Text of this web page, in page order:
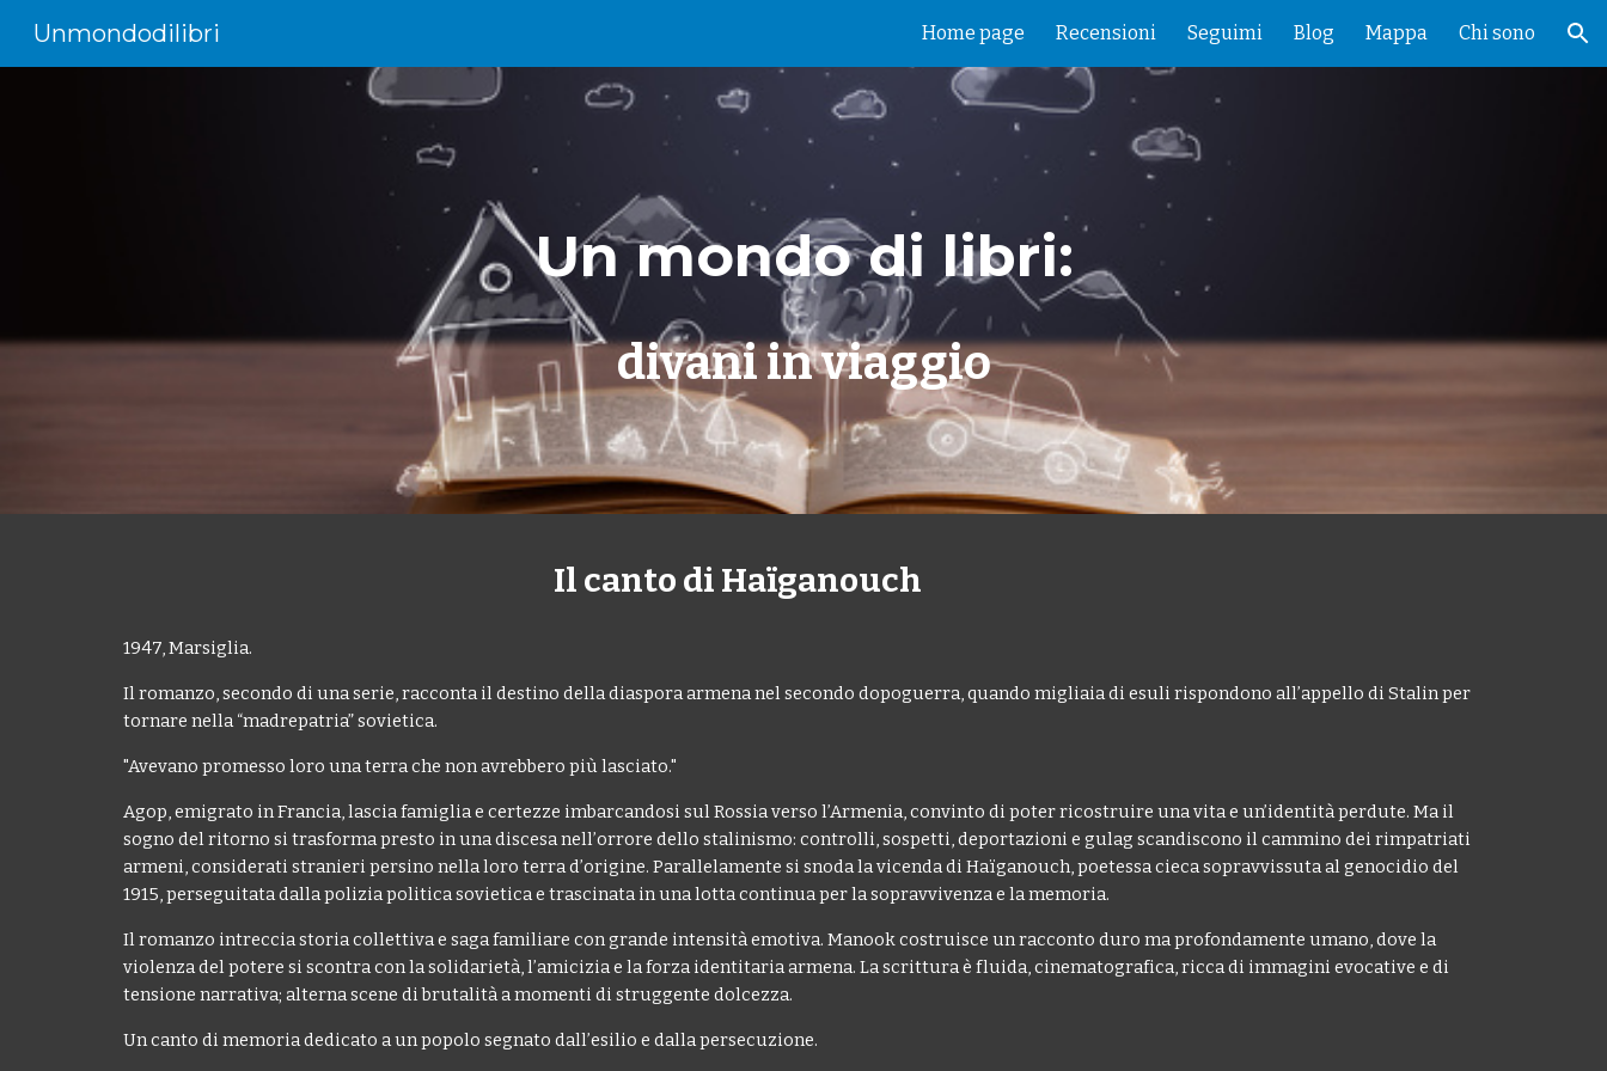
Skip to navigation
Unmondodilibri Home page Recensioni Seguimi Blog Mappa Chi sono
Un mondo di libri:
divani in viaggio
Il canto di Haïganouch
1947, Marsiglia.
Il romanzo, secondo di una serie, racconta il destino della diaspora armena nel secondo dopoguerra, quando migliaia di esuli rispondono all’appello di Stalin per
tornare nella “madrepatria” sovietica.
"Avevano promesso loro una terra che non avrebbero più lasciato."
Agop, emigrato in Francia, lascia famiglia e certezze imbarcandosi sul Rossia verso l’Armenia, convinto di poter ricostruire una vita e un’identità perdute. Ma il
sogno del ritorno si trasforma presto in una discesa nell’orrore dello stalinismo: controlli, sospetti, deportazioni e gulag scandiscono il cammino dei rimpatriati
armeni, considerati stranieri persino nella loro terra d’origine. Parallelamente si snoda la vicenda di Haïganouch, poetessa cieca sopravvissuta al genocidio del
1915, perseguitata dalla polizia politica sovietica e trascinata in una lotta continua per la sopravvivenza e la memoria.
Il romanzo intreccia storia collettiva e saga familiare con grande intensità emotiva. Manook costruisce un racconto duro ma profondamente umano, dove la
violenza del potere si scontra con la solidarietà, l’amicizia e la forza identitaria armena. La scrittura è fluida, cinematografica, ricca di immagini evocative e di
tensione narrativa; alterna scene di brutalità a momenti di struggente dolcezza.
Un canto di memoria dedicato a un popolo segnato dall’esilio e dalla persecuzione.